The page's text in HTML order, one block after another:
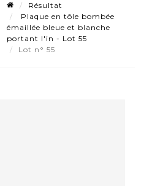
Résultat
Plaque en tôle bombée
émaillée bleue et blanche
portant l'in - Lot 55
Lot n° 55